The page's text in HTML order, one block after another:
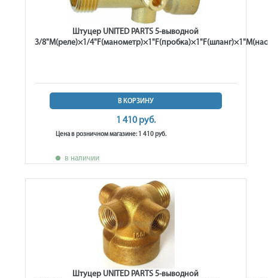
Штуцер UNITED PARTS 5-выводной
3/8"M(реле)×1/
В КОРЗИНУ
1 410 руб.
Цена в розничном магазине: 1 410 руб.
в наличии
Штуцер UNITED PARTS 5-выводной